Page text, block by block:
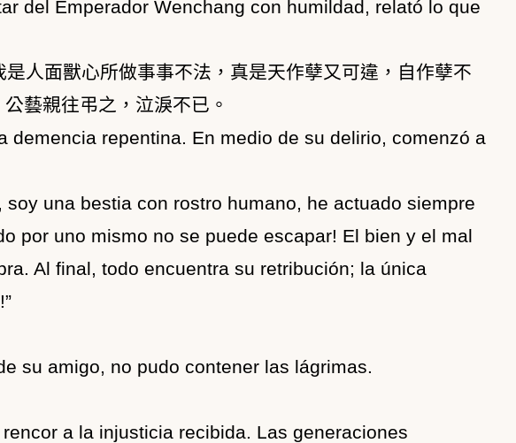
del Emperador Wenchang con humildad, relató lo que
人面獸心所做事事不法，真是天作孽又可違，自作孽不
藝親往弔之，泣淚不已。
repentina. En medio de su delirio, comenzó a
una bestia con rostro humano, he actuado siempre
por uno mismo no se puede escapar! El bien y el mal
Al final, todo encuentra su retribución; la única
su amigo, no pudo contener las lágrimas.
a la injusticia recibida. Las generaciones